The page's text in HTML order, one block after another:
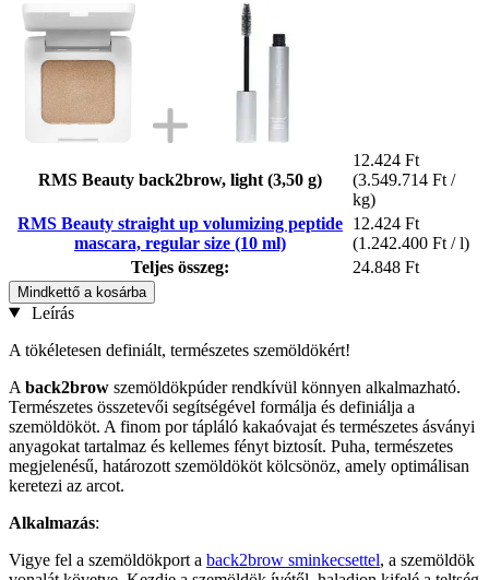
RMS Beauty back2brow, light (3,50 g)
12.424 Ft
(3.549.714 Ft /
kg)
RMS Beauty straight up volumizing peptide
mascara, regular size (10 ml)
12.424 Ft
(1.242.400 Ft / l)
Teljes összeg:
24.848 Ft
Mindkettő a kosárba
Leírás
A tökéletesen definiált, természetes szemöldökért!
A back2brow szemöldökpúder rendkívül könnyen alkalmazható.
Természetes összetevői segítségével formálja és definiálja a
szemöldököt. A finom por tápláló kakaóvajat és természetes ásványi
anyagokat tartalmaz és kellemes fényt biztosít. Puha, természetes
megjelenésű, határozott szemöldököt kölcsönöz, amely optimálisan
keretezi az arcot.
Alkalmazás:
Vigye fel a szemöldökport a back2brow sminkecsettel, a szemöldök